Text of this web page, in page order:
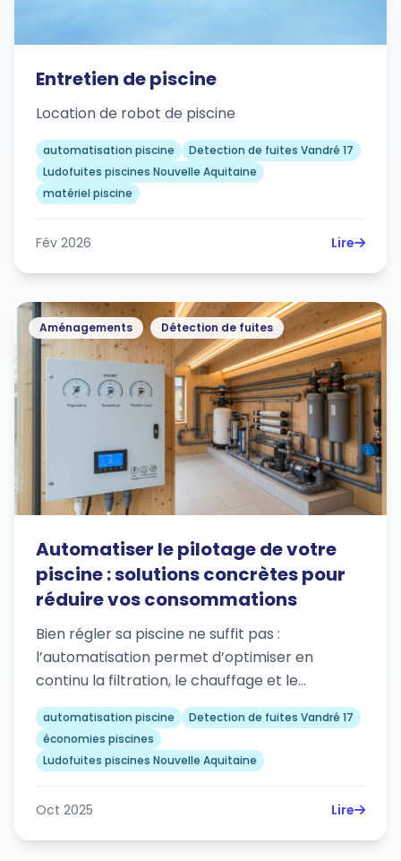
Entretien de piscine
Location de robot de piscine
automatisation piscine
Detection de fuites Vandré 17
Ludofuites piscines Nouvelle Aquitaine
matériel piscine
Fév 2026 Lire
Aménagements Détection de fuites
Automatiser le pilotage de votre
piscine : solutions concrètes pour
réduire vos consommations
Bien régler sa piscine ne suffit pas :
l’automatisation permet d’optimiser en
continu la filtration, le chauffage et le…
automatisation piscine
Detection de fuites Vandré 17
économies piscines
Ludofuites piscines Nouvelle Aquitaine
Oct 2025 Lire